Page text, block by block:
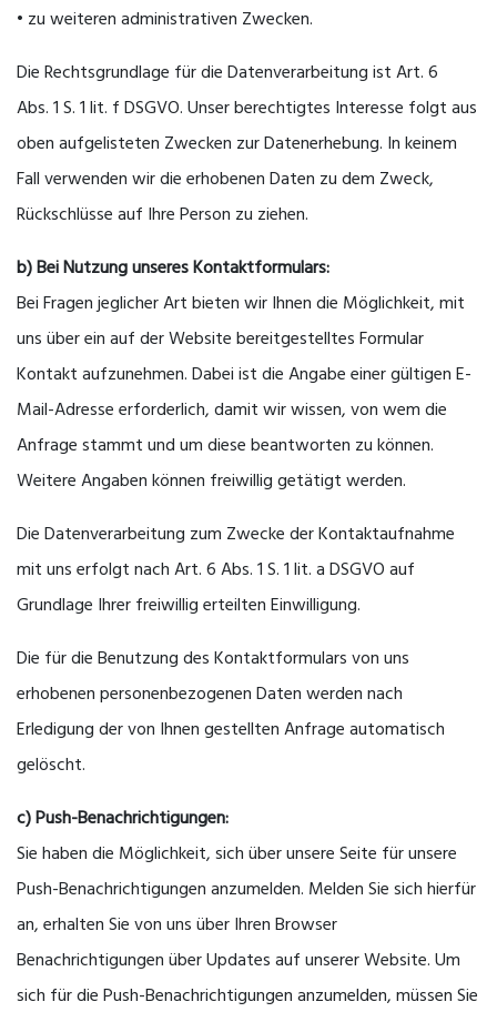
• zu weiteren administrativen Zwecken.
Die Rechtsgrundlage für die Datenverarbeitung ist Art. 6
Abs. 1 S. 1 lit. f DSGVO. Unser berechtigtes Interesse folgt aus
oben aufgelisteten Zwecken zur Datenerhebung. In keinem
Fall verwenden wir die erhobenen Daten zu dem Zweck,
Rückschlüsse auf Ihre Person zu ziehen.
b) Bei Nutzung unseres Kontaktformulars:
Bei Fragen jeglicher Art bieten wir Ihnen die Möglichkeit, mit
uns über ein auf der Website bereitgestelltes Formular
Kontakt aufzunehmen. Dabei ist die Angabe einer gültigen E-
Mail-Adresse erforderlich, damit wir wissen, von wem die
Anfrage stammt und um diese beantworten zu können.
Weitere Angaben können freiwillig getätigt werden.
Die Datenverarbeitung zum Zwecke der Kontaktaufnahme
mit uns erfolgt nach Art. 6 Abs. 1 S. 1 lit. a DSGVO auf
Grundlage Ihrer freiwillig erteilten Einwilligung.
Die für die Benutzung des Kontaktformulars von uns
erhobenen personenbezogenen Daten werden nach
Erledigung der von Ihnen gestellten Anfrage automatisch
gelöscht.
c) Push-Benachrichtigungen:
Sie haben die Möglichkeit, sich über unsere Seite für unsere
Push-Benachrichtigungen anzumelden. Melden Sie sich hierfür
an, erhalten Sie von uns über Ihren Browser
Benachrichtigungen über Updates auf unserer Website. Um
sich für die Push-Benachrichtigungen anzumelden, müssen Sie